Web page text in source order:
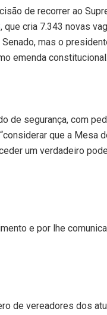
de recorrer ao
, que cria 7.343 novas
mas o
emenda constitucional.
de segurança, com
que a Mesa
um verdadeiro
e por lhe
de vereadores dos